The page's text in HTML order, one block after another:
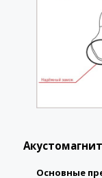
Основные